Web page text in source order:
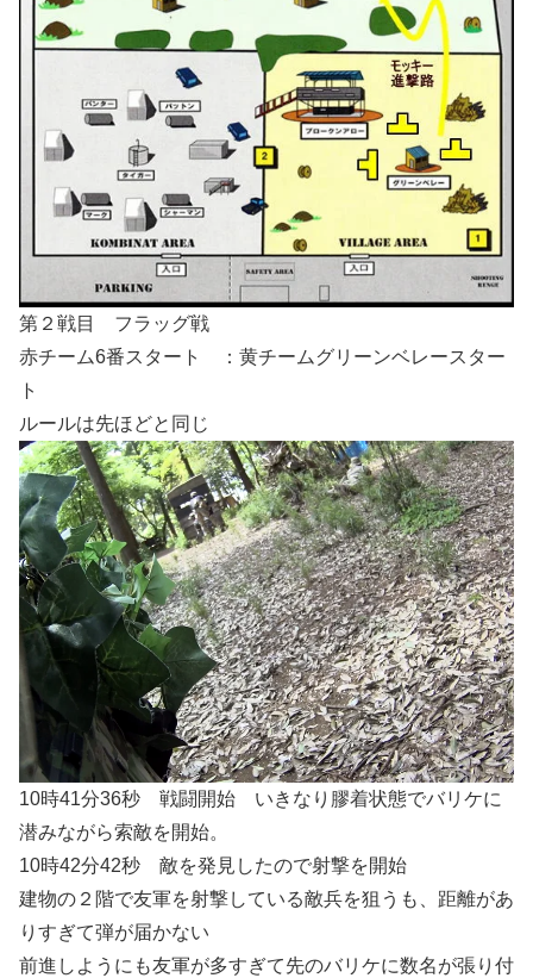
第２戦目 フラッグ戦
赤チーム6番スタート ：黄チームグリーンベレースター
ト
ルールは先ほどと同じ
10時41分36秒 戦闘開始 いきなり膠着状態でバリケに
潜みながら索敵を開始。
10時42分42秒 敵を発見したので射撃を開始
建物の２階で友軍を射撃している敵兵を狙うも、距離があ
りすぎて弾が届かない
前進しようにも友軍が多すぎて先のバリケに数名が張り付